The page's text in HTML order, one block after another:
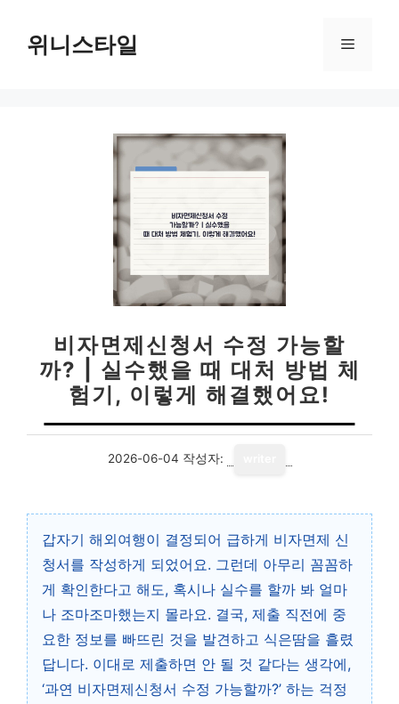
위니스타일 메
비자면제신청서 수정 가능할
까? | 실수했을 때 대처 방법 체
험기, 이렇게 해결했어요!
2026-06-04 작성자:
갑자기 해외여행이 결정되어 급하게 비자면제 신
청서를 작성하게 되었어요. 그런데 아무리 꼼꼼하
게 확인한다고 해도, 혹시나 실수를 할까 봐 얼마
나 조마조마했는지 몰라요. 결국, 제출 직전에 중
요한 정보를 빠뜨린 것을 발견하고 식은땀을 흘렸
답니다. 이대로 제출하면 안 될 것 같다는 생각에,
‘과연 비자면제신청서 수정 가능할까?’ 하는 걱정